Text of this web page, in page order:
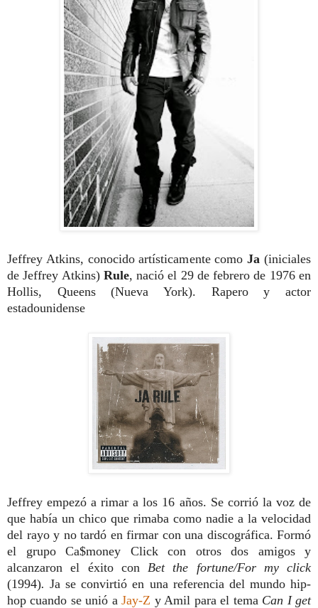
Jeffrey Atkins, conocido artísticamente comoJa (iniciales
de Jeffrey Atkins)Rule, nació el 29 de febrero de 1976 en
Hollis, Queens (Nueva York). Rapero y actor
estadounidense
Jeffrey empezó a rimar a los 16 años. Se corrió la voz de
que había un chico que rimaba como nadie a la velocidad
del rayo y no tardó en firmar con una discográfica. Formó
el grupo Ca$money Click con otros dos amigos y
alcanzaron el éxito con Bet the fortune/For my click
(1994).Ja se convirtió en una referencia del mundo hip-
hop cuando se unió aJay-Z y Amil para el tema Can I get